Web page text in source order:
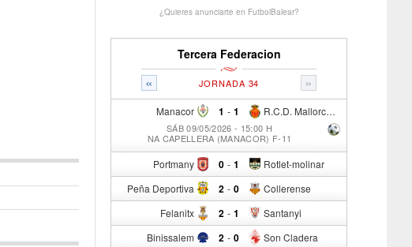
¿Quieres anunciarte en FutbolBalear?
Tercera Federacion
« »
JORNADA 34
Manacor 1 - R.C.D. Mallorca Sad "B"
1
SÁB 09/05/2026 - 15:00 H
NA CAPELLERA (MANACOR) F-11
Portmany 0 - Rotlet-molinar
1
Peña Deportiva 2 - Collerense
0
Felanitx 2 - Santanyi
1
Binissalem 2 - Son Cladera
0